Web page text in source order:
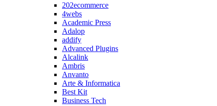
202ecommerce
4webs
Academic Press
Adalop
addify
Advanced Plugins
Alcalink
Ambris
Anvanto
Arte & Informatica
Best Kit
Business Tech